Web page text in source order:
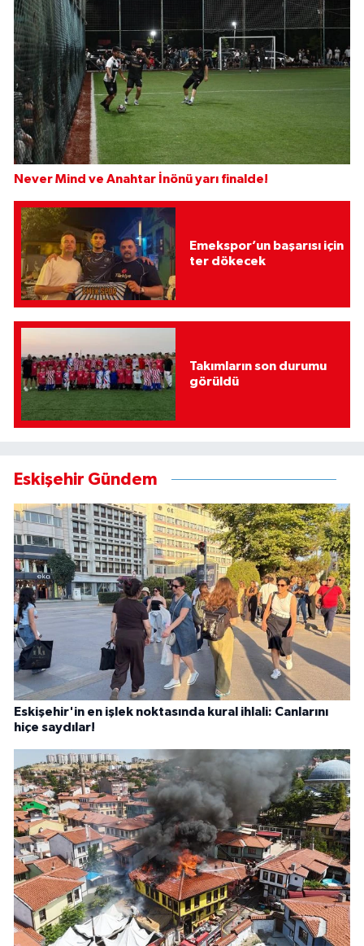
Never Mind ve Anahtar İnönü yarı finalde!
Emekspor’un başarısı için
ter dökecek
Takımların son durumu
görüldü
Eskişehir Gündem
Eskişehir'in en işlek noktasında kural ihlali: Canlarını
hiçe saydılar!